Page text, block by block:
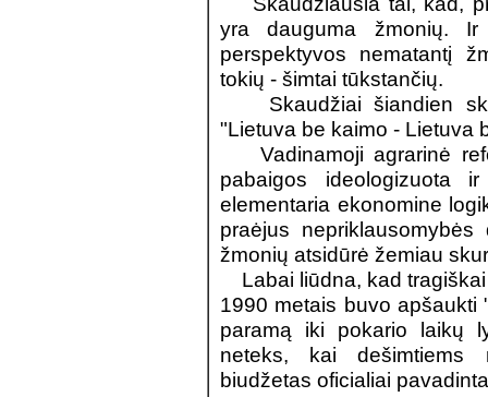
yra dauguma žmonių.
perspektyvos nematantį
tokių - šimtai tūkstančių.
Skaudžiai šiandien
"Lietuva be kaimo - Lietuva
Vadinamoji agrarinė
pabaigos ideologizuota
elementaria ekonomine
praėjus
žmonių atsidūrė žemiau
Labai liūdna, kad
1990 metais buvo apšaukti
paramą iki pokario laikų
neteks, kai dešimtiems
biudžetas oficialiai